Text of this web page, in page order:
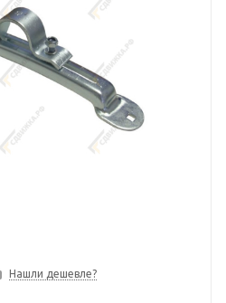
Нашли дешевле?